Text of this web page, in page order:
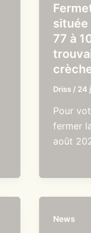
située
77 à
Driss / 24
Pour
fermer
août
News